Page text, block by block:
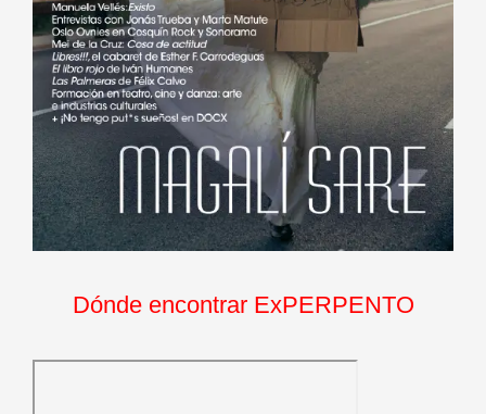
Dónde encontrar ExPERPENTO